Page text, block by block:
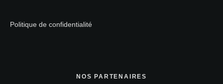
Politique de confidentialité
NOS PARTENAIRES